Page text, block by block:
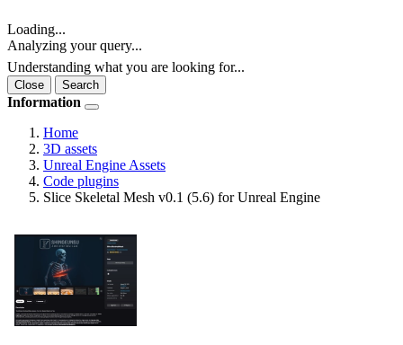
Loading...
Analyzing your query...
Understanding what you are looking for...
Close Search
Information
Home
3D assets
Unreal Engine Assets
Code plugins
Slice Skeletal Mesh v0.1 (5.6) for Unreal Engine